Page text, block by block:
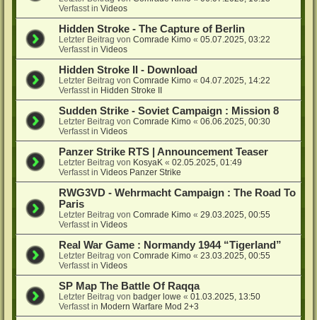
Verfasst inVideos
Hidden Stroke - The Capture of Berlin
Letzter Beitrag vonComrade Kimo «05.07.2025, 03:22
Verfasst inVideos
Hidden Stroke II - Download
Letzter Beitrag vonComrade Kimo «04.07.2025, 14:22
Verfasst in Hidden Stroke II
Sudden Strike - Soviet Campaign : Mission 8
Letzter Beitrag vonComrade Kimo «06.06.2025, 00:30
Verfasst inVideos
Panzer Strike RTS | Announcement Teaser
Letzter Beitrag von KosyaK «02.05.2025, 01:49
Verfasst inVideos Panzer Strike
RWG3VD - Wehrmacht Campaign : The Road To
Paris
Letzter Beitrag vonComrade Kimo «29.03.2025, 00:55
Verfasst inVideos
Real War Game : Normandy 1944 “Tigerland”
Letzter Beitrag vonComrade Kimo «23.03.2025, 00:55
Verfasst inVideos
SP Map The Battle Of Raqqa
Letzter Beitrag vonbadger lowe «01.03.2025, 13:50
Verfasst in Modern Warfare Mod 2+3